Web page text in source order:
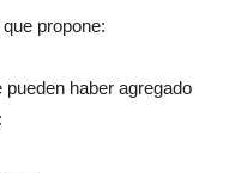
propone:
haber agregado